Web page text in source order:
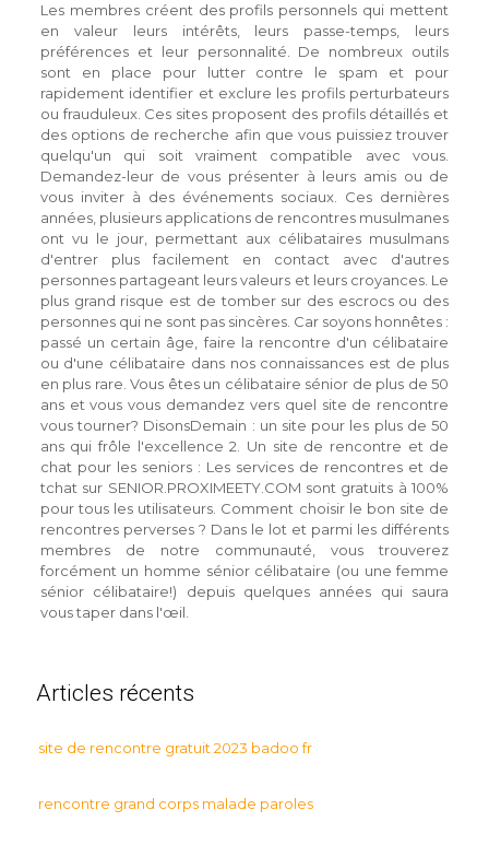
Les membres créent des profils personnels qui mettent
en valeur leurs intérêts, leurs passe-temps, leurs
préférences et leur personnalité. De nombreux outils
sont en place pour lutter contre le spam et pour
rapidement identifier et exclure les profils perturbateurs
ou frauduleux. Ces sites proposent des profils détaillés et
des options de recherche afin que vous puissiez trouver
quelqu'un qui soit vraiment compatible avec vous.
Demandez-leur de vous présenter à leurs amis ou de
vous inviter à des événements sociaux. Ces dernières
années, plusieurs applications de rencontres musulmanes
ont vu le jour, permettant aux célibataires musulmans
d'entrer plus facilement en contact avec d'autres
personnes partageant leurs valeurs et leurs croyances. Le
plus grand risque est de tomber sur des escrocs ou des
personnes qui ne sont pas sincères. Car soyons honnêtes :
passé un certain âge, faire la rencontre d'un célibataire
ou d'une célibataire dans nos connaissances est de plus
en plus rare. Vous êtes un célibataire sénior de plus de 50
ans et vous vous demandez vers quel site de rencontre
vous tourner? DisonsDemain : un site pour les plus de 50
ans qui frôle l'excellence 2. Un site de rencontre et de
chat pour les seniors : Les services de rencontres et de
tchat sur SENIOR.PROXIMEETY.COM sont gratuits à 100%
pour tous les utilisateurs. Comment choisir le bon site de
rencontres perverses ? Dans le lot et parmi les différents
membres de notre communauté, vous trouverez
forcément un homme sénior célibataire (ou une femme
sénior célibataire!) depuis quelques années qui saura
vous taper dans l'œil.
Articles récents
site de rencontre gratuit 2023 badoo fr
rencontre grand corps malade paroles